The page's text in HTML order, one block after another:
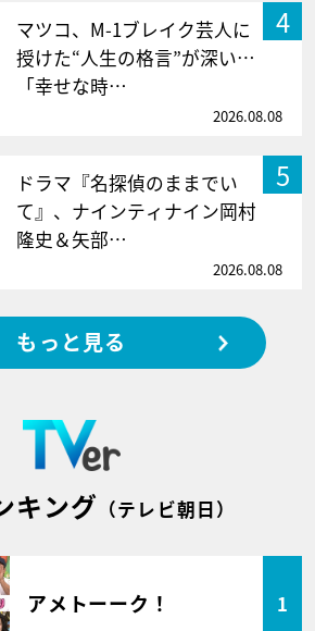
4
マツコ、M-1ブレイク芸人に
授けた“人生の格言”が深い…
「幸せな時…
2026.08.08
5
ドラマ『名探偵のままでい
て』、ナインティナイン岡村
隆史＆矢部…
2026.08.08
もっと見る
キング （テレビ朝日）
アメトーーク！ 1